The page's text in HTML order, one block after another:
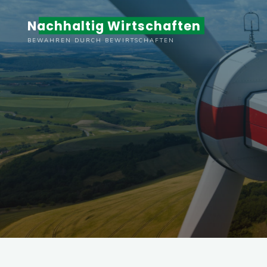
springen
Nachhaltig Wirtschaften
BEWAHREN DURCH BEWIRTSCHAFTEN